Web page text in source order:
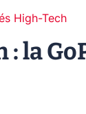
High-Tech
: la